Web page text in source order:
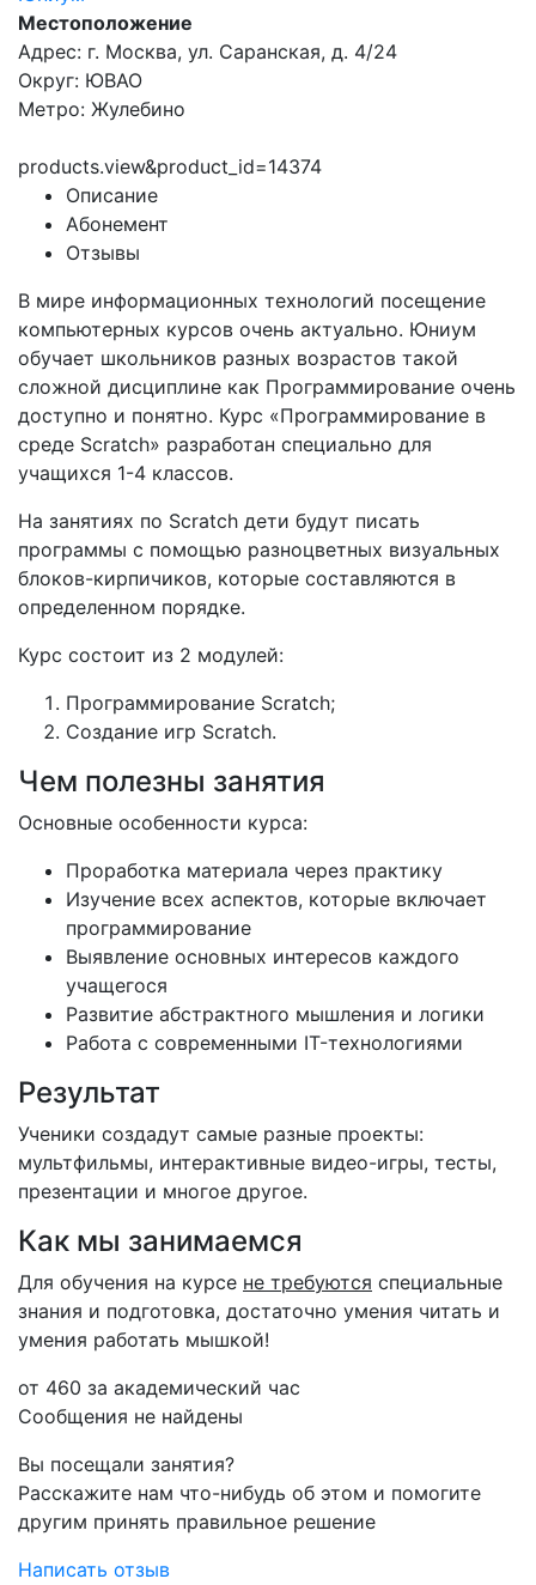
Местоположение
Адрес: г. Москва, ул. Саранская, д. 4/24
Округ: ЮВАО
Метро: Жулебино
products.view&product_id=14374
Описание
Абонемент
Отзывы
В мире информационных технологий посещение
компьютерных курсов очень актуально. Юниум
обучает школьников разных возрастов такой
сложной дисциплине как Программирование очень
доступно и понятно. Курс «Программирование в
среде Scratch» разработан специально для
учащихся 1-4 классов.
На занятиях по Scratch дети будут писать
программы с помощью разноцветных визуальных
блоков-кирпичиков, которые составляются в
определенном порядке.
Курс состоит из 2 модулей:
Программирование Scratch;
Создание игр Scratch.
Чем полезны занятия
Основные особенности курса:
Проработка материала через практику
Изучение всех аспектов, которые включает
программирование
Выявление основных интересов каждого
учащегося
Развитие абстрактного мышления и логики
Работа с современными IT-технологиями
Результат
Ученики создадут самые разные проекты:
мультфильмы, интерактивные видео-игры, тесты,
презентации и многое другое.
Как мы занимаемся
Для обучения на курсе не требуются специальные
знания и подготовка, достаточно умения читать и
умения работать мышкой!
от 460 за академический час
Сообщения не найдены
Вы посещали занятия?
Расскажите нам что-нибудь об этом и помогите
другим принять правильное решение
Написать отзыв